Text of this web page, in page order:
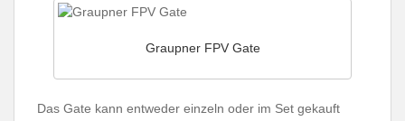
Graupner FPV Gate
Das Gate kann entweder einzeln oder im Set gekauft